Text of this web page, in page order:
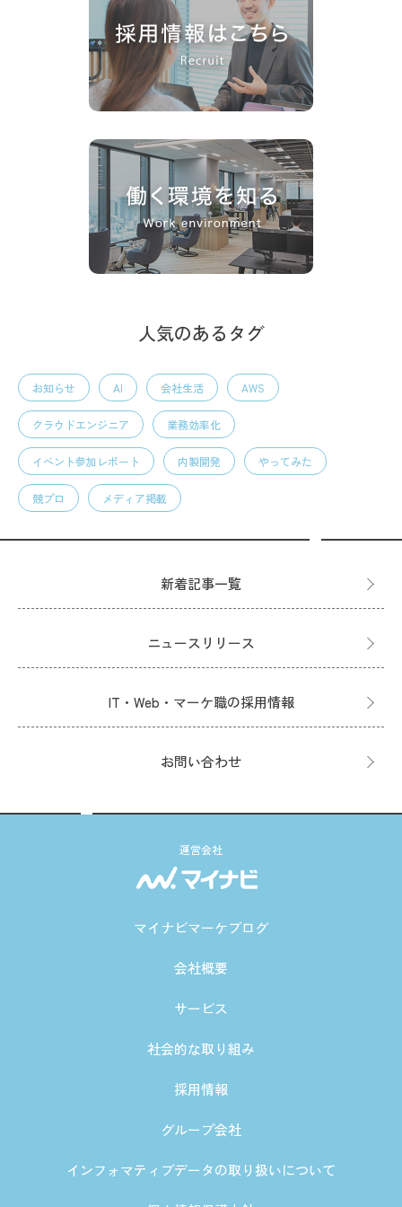
人気のあるタグ
お知らせ AI 会社生活 AWS
クラウドエンジニア 業務効率化
イベント参加レポート 内製開発 やってみた
競プロ メディア掲載
新着記事一覧
ニュースリリース
IT・Web・マーケ職の採用情報
お問い合わせ
運営会社
マイナビマーケブログ
会社概要
サービス
社会的な取り組み
採用情報
グループ会社
インフォマティブデータの取り扱いについて